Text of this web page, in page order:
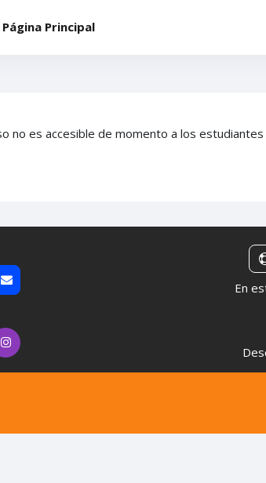
Página Principal
no es accesible de momento a los estudiantes
En